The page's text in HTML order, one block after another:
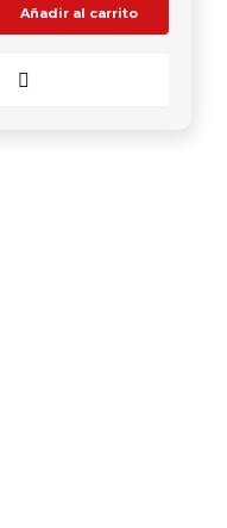
Añadir al carrito